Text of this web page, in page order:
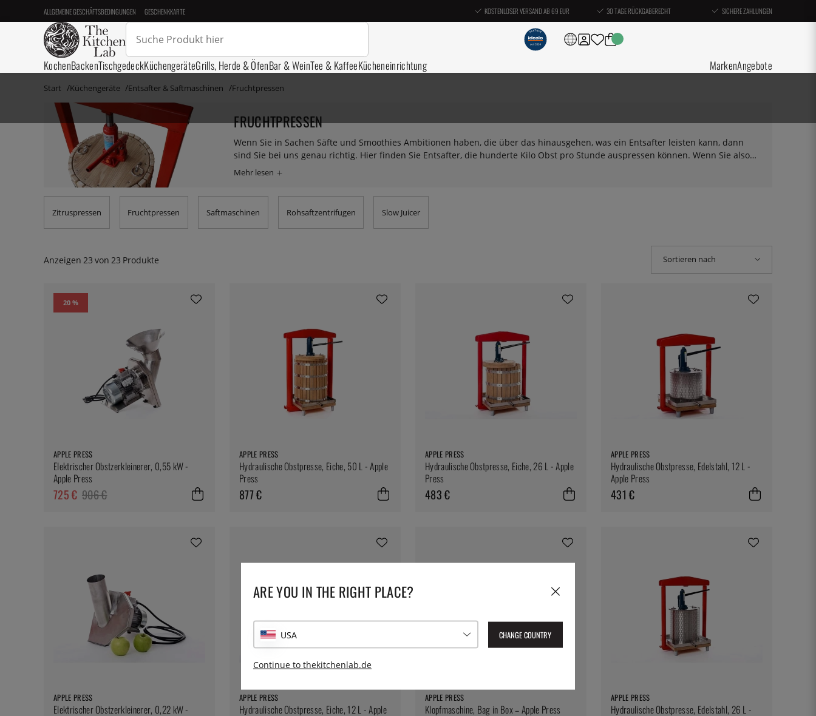
ALLGEMEINE GESCHÄFTSBEDINGUNGEN GESCHENKKARTE KOSTENLOSER VERSAND AB 69 EUR 30 TAGE RÜCKGABERECHT SICHERE ZAHLUNGEN
KochenBackenTischgedeckKüchengeräteGrills, Herde & ÖfenBar & WeinTee & KaffeeKücheneinrichtung MarkenAngebote
Start Küchengeräte Entsafter & Saftmaschinen Fruchtpressen
FRUCHTPRESSEN
Wenn Sie in Sachen Säfte und Smoothies Ambitionen haben, die über das hinausgehen, was ein Entsafter leisten kann, dann
sind Sie bei uns genau richtig. Hier finden Sie Entsafter, die hunderte Kilo Obst pro Stunde auspressen können. Wenn Sie also
große Streuobstwiesen, viele Obstbäume oder ähnliches haben, können Sie mit einer solchen Maschine in kurzer Zeit viel
Zitruspressen Fruchtpressen Saftmaschinen Rohsaftzentrifugen Slow Juicer
Anzeigen 23 von 23 Produkte Sortieren nach
20 %
APPLE PRESS
Elektrischer Obstzerkleinerer, 0,55 kW -
Apple Press
725 € 906 €
APPLE PRESS
Hydraulische Obstpresse, Eiche, 50 L - Apple
Press
877 €
APPLE PRESS
Hydraulische Obstpresse, Eiche, 26 L - Apple
Press
483 €
APPLE PRESS
Hydraulische Obstpresse, Edelstahl, 12 L -
Apple Press
431 €
APPLE PRESS
Elektrischer Obstzerkleinerer, 0,22 kW -
APPLE PRESS
Hydraulische Obstpresse, Eiche, 12 L - Apple
APPLE PRESS
Klopfmaschine, Bag in Box – Apple Press
APPLE PRESS
Hydraulische Obstpresse, Edelstahl, 26 L -
ARE YOU IN THE RIGHT PLACE?
USA CHANGE COUNTRY
Continue to thekitchenlab.de